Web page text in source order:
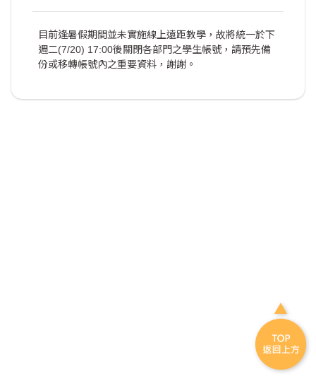
目前逢暑假期間並未實施線上遠距教學，故將統一於下
週二(7/20) 17:00後關閉各部門之學生帳號，請預先備
份或移轉帳號內之重要資料，謝謝。